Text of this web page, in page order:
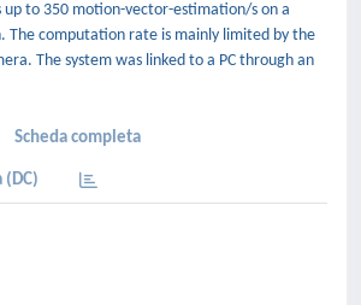
up to 350 motion-vector-estimation/s on a
The computation rate is mainly limited by the
The system was linked to a PC through an
Scheda completa
(DC)